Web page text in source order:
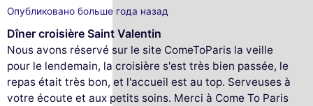
Опубликовано больше года назад
Dîner croisière Saint Valentin
Nous avons réservé sur le site ComeToParis la veille
pour le lendemain, la croisière s'est très bien passée, le
repas était très bon, et l'accueil est au top. Serveuses à
votre écoute et aux petits soins. Merci à Come To Paris